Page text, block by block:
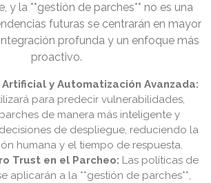
y la **gestión de parches** no es una
futuras se centrarán en mayor
profunda y un enfoque más
proactivo.
y Automatización Avanzada:
para predecir vulnerabilidades,
de manera más inteligente y
de despliegue, reduciendo la
humana y el tiempo de respuesta.
Trust en el Parcheo: Las políticas de
aplicarán a la **gestión de parches**,